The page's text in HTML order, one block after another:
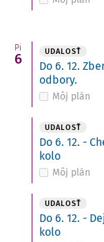
Pi
6 UDALOSŤ
Do 6. 12.
odbory.
Môj plán
UDALOSŤ
Do 6. 12. -
kolo
Môj plán
UDALOSŤ
Do 6. 12. -
kolo